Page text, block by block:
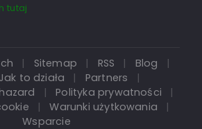
tutaj
| Sitemap | RSS | Blog
|
Jak to działa | Partners
|
| Polityka prywatności
|
| Warunki użytkowania
|
Wsparcie